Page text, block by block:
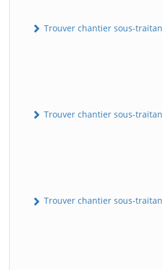
Trouver chantier sous-
Trouver chantier sous-
Trouver chantier sous-